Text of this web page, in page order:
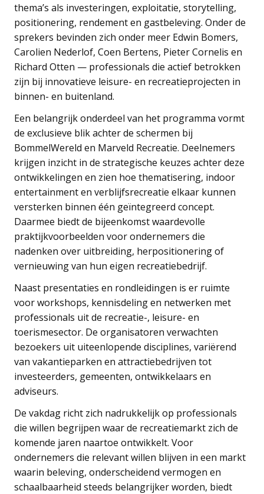
thema’s als investeringen, exploitatie, storytelling,
positionering, rendement en gastbeleving. Onder de
sprekers bevinden zich onder meer Edwin Bomers,
Carolien Nederlof, Coen Bertens, Pieter Cornelis en
Richard Otten — professionals die actief betrokken
zijn bij innovatieve leisure- en recreatieprojecten in
binnen- en buitenland.
Een belangrijk onderdeel van het programma vormt
de exclusieve blik achter de schermen bij
BommelWereld en Marveld Recreatie. Deelnemers
krijgen inzicht in de strategische keuzes achter deze
ontwikkelingen en zien hoe thematisering, indoor
entertainment en verblijfsrecreatie elkaar kunnen
versterken binnen één geïntegreerd concept.
Daarmee biedt de bijeenkomst waardevolle
praktijkvoorbeelden voor ondernemers die
nadenken over uitbreiding, herpositionering of
vernieuwing van hun eigen recreatiebedrijf.
Naast presentaties en rondleidingen is er ruimte
voor workshops, kennisdeling en netwerken met
professionals uit de recreatie-, leisure- en
toerismesector. De organisatoren verwachten
bezoekers uit uiteenlopende disciplines, variërend
van vakantieparken en attractiebedrijven tot
investeerders, gemeenten, ontwikkelaars en
adviseurs.
De vakdag richt zich nadrukkelijk op professionals
die willen begrijpen waar de recreatiemarkt zich de
komende jaren naartoe ontwikkelt. Voor
ondernemers die relevant willen blijven in een markt
waarin beleving, onderscheidend vermogen en
schaalbaarheid steeds belangrijker worden, biedt